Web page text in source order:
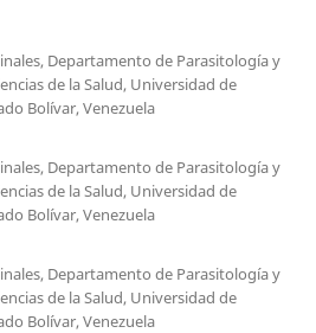
Departamento de Parasitología y
de la Salud, Universidad de
Bolívar, Venezuela
Departamento de Parasitología y
de la Salud, Universidad de
Bolívar, Venezuela
Departamento de Parasitología y
de la Salud, Universidad de
Bolívar, Venezuela